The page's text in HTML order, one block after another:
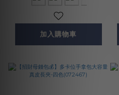
加入購物車